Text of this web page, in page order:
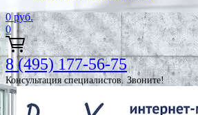
0 руб.
0
8 (495) 177-56-75
Консультация специалистов. Звоните!